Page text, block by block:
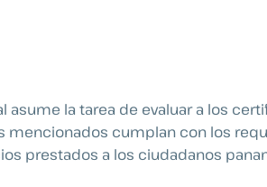
asume la tarea de evaluar a los
mencionados cumplan con los
prestados a los ciudadanos